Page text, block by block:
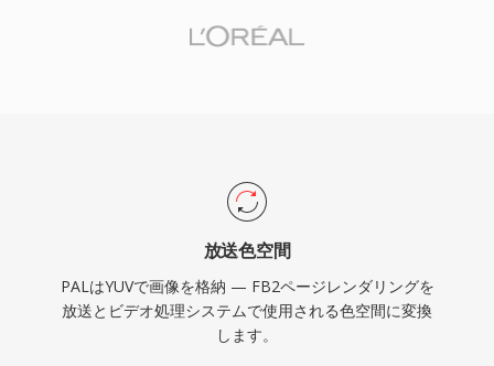
放送色空間
PALはYUVで画像を格納 — FB2ページレンダリングを
放送とビデオ処理システムで使用される色空間に変換
します。